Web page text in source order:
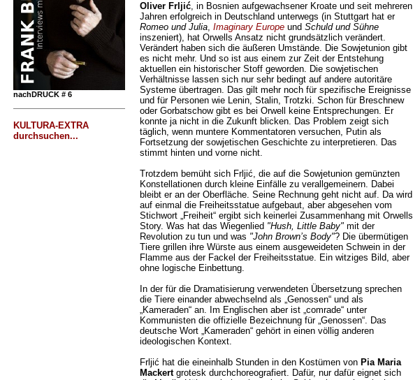
nachDRUCK # 6
KULTURA-EXTRA
durchsuchen...
Oliver Frljić, in Bosnien aufgewachsener Kroate und seit mehreren
Jahren erfolgreich in Deutschland unterwegs (in Stuttgart hat er
Romeo und Julia, Imaginary Europeund Schuld und Sühne
inszeniert), hat Orwells Ansatz nicht grundsätzlich verändert.
Verändert haben sich die äußeren Umstände. Die Sowjetunion gibt
es nicht mehr. Und so ist aus einem zur Zeit der Entstehung
aktuellen ein historischer Stoff geworden. Die sowjetischen
Verhältnisse lassen sich nur sehr bedingt auf andere autoritäre
Systeme übertragen. Das gilt mehr noch für spezifische Ereignisse
und für Personen wie Lenin, Stalin, Trotzki. Schon für Breschnew
oder Gorbatschow gibt es bei Orwell keine Entsprechungen. Er
konnte ja nicht in die Zukunft blicken. Das Problem zeigt sich
täglich, wenn muntere Kommentatoren versuchen, Putin als
Fortsetzung der sowjetischen Geschichte zu interpretieren. Das
stimmt hinten und vorne nicht.
Trotzdem bemüht sich Frljić, die auf die Sowjetunion gemünzten
Konstellationen durch kleine Einfälle zu verallgemeinern. Dabei
bleibt er an der Oberfläche. Seine Rechnung geht nicht auf. Da wird
auf einmal die Freiheitsstatue aufgebaut, aber abgesehen vom
Stichwort „Freiheit“ ergibt sich keinerlei Zusammenhang mit Orwells
Story. Was hat das Wiegenlied "Hush, Little Baby"mit der
Revolution zu tun und was "John Brown’s Body"? Die übermütigen
Tiere grillen ihre Würste aus einem ausgeweideten Schwein in der
Flamme aus der Fackel der Freiheitsstatue. Ein witziges Bild, aber
ohne logische Einbettung.
In der für die Dramatisierung verwendeten Übersetzung sprechen
die Tiere einander abwechselnd als „Genossen“ und als
„Kameraden“ an. Im Englischen aber ist „comrade“ unter
Kommunisten die offizielle Bezeichnung für „Genossen“. Das
deutsche Wort „Kameraden“ gehört in einen völlig anderen
ideologischen Kontext.
Frljić hat die eineinhalb Stunden in den Kostümen von Pia Maria
Mackertgrotesk durchchoreografiert. Dafür, nur dafür eignet sich